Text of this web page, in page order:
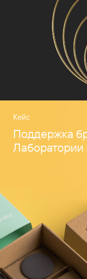
Кейс
Поддержка
Лаборатории